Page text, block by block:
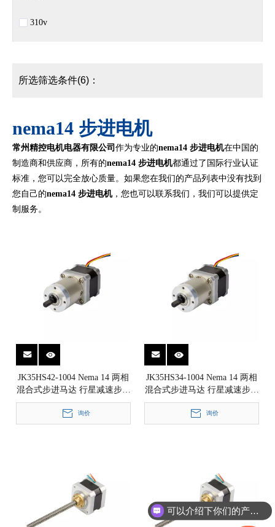
310v
所选筛选条件(6)：
nema14 步进电机
常州精控电机电器有限公司 作为专业的nema14 步进电机在中国的
制造商和供应商，所有的nema14 步进电机都通过了国际行业认证
标准，您可以完全放心质量。如果您在我们的产品列表中没有找到
您自己的nema14 步进电机，您也可以联系我们，我们可以提供定
制服务。
JK35HS42-1004 Nema 14 两相
混合式步进马达 行星减速步进
电机 1.8° 35x35mm
询价
JK35HS34-1004 Nema 14 两相
混合式步进马达 行星减速步进
电机 1.8° 35x35mm
询价
可以介绍下你们的产品么